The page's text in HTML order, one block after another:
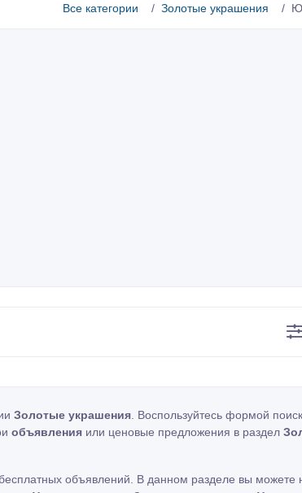
Все категории Золотые украшения
Золотые украшения. Воспользуйтесь формой
объявления или ценовые предложения в раздел
объявлений. В данном разделе вы можете